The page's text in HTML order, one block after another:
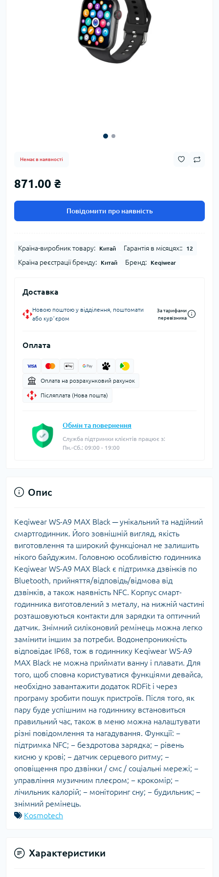
Немає в наявності
871.00 ₴
Повідомити про наявність
Країна-виробник товару: Китай Гарантія в місяцях:: 12
Країна реєстрації бренду: Китай Бренд: Keqiwear
Доставка
Новою поштою у відділення, поштомати
або курʼєром
За тарифами
перевізника
Оплата
Оплата на розрахунковий рахунок
Післяплата (Нова пошта)
Обмін та повернення
Служба підтримки клієнтів працює з:
Пн.-Сб.: 09:00 - 19:00
Опис
Keqiwear WS-A9 MAX Black ─ унікальний та надійний
смартгодинник. Його зовнішній вигляд, якість
виготовлення та широкий функціонал не залишить
нікого байдужим. Головною особливістю годинника
Keqiwear WS-A9 MAX Black є підтримка дзвінків по
Bluetooth, прийняття/відповідь/відмова від
дзвінків, а також наявність NFC. Корпус смарт-
годинника виготовлений з металу, на нижній частині
розташовуються контакти для зарядки та оптичний
датчик. Знімний силіконовий ремінець можна легко
замінити іншим за потреби. Водонепроникність
відповідає IP68, тож в годиннику Keqiwear WS-A9
MAX Black не можна приймати ванну і плавати. Для
того, щоб сповна користуватися функціями девайса,
необхідно завантажити додаток RDFit і через
програму зробити пошук пристроїв. Після того, як
пару буде успішним на годиннику встановиться
правильний час, також в меню можна налаштувати
різні повідомлення та нагадування. Функції: −
підтримка NFC; − бездротова зарядка; − рівень
кисню у крові; − датчик серцевого ритму; −
оповіщення про дзвінки / смс / соціальні мережі; −
управління музичним плеєром; − крокомір; −
лічильник калорій; − моніторинг сну; − будильник; −
знімний ремінець.
Kosmotech
Характеристики